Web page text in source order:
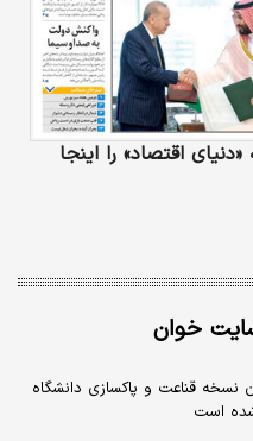
اقتصاد» را اینجا
خوان
قناعت و پاکسازی دانشگاه
است